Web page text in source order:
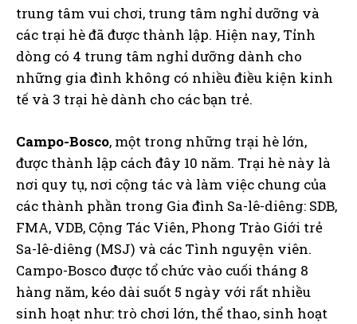
trung tâm vui chơi, trung tâm nghỉ dưỡng và
các trại hè đã được thành lập. Hiện nay, Tỉnh
dòng có 4 trung tâm nghỉ dưỡng dành cho
những gia đình không có nhiều điều kiện kinh
tế và 3 trại hè dành cho các bạn trẻ.
Campo-Bosco, một trong những trại hè lớn,
được thành lập cách đây 10 năm. Trại hè này là
nơi quy tụ, nơi cộng tác và làm việc chung của
các thành phần trong Gia đình Sa-lê-diêng: SDB,
FMA, VDB, Cộng Tác Viên, Phong Trào Giới trẻ
Sa-lê-diêng (MSJ) và các Tình nguyện viên.
Campo-Bosco được tổ chức vào cuối tháng 8
hàng năm, kéo dài suốt 5 ngày với rất nhiều
sinh hoạt như: trò chơi lớn, thể thao, sinh hoạt